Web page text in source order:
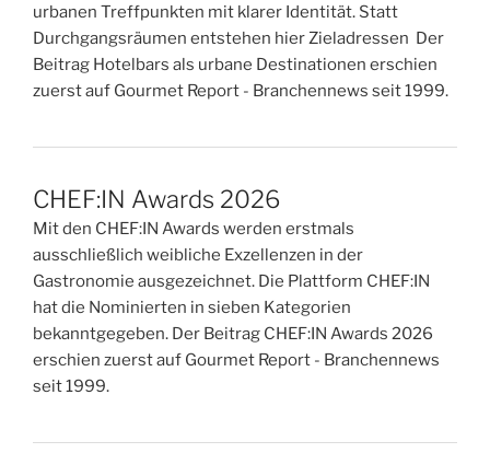
urbanen Treffpunkten mit klarer Identität. Statt
Durchgangsräumen entstehen hier Zieladressen Der
Beitrag Hotelbars als urbane Destinationen erschien
zuerst auf Gourmet Report - Branchennews seit 1999.
CHEF:IN Awards 2026
Mit den CHEF:IN Awards werden erstmals
ausschließlich weibliche Exzellenzen in der
Gastronomie ausgezeichnet. Die Plattform CHEF:IN
hat die Nominierten in sieben Kategorien
bekanntgegeben. Der Beitrag CHEF:IN Awards 2026
erschien zuerst auf Gourmet Report - Branchennews
seit 1999.